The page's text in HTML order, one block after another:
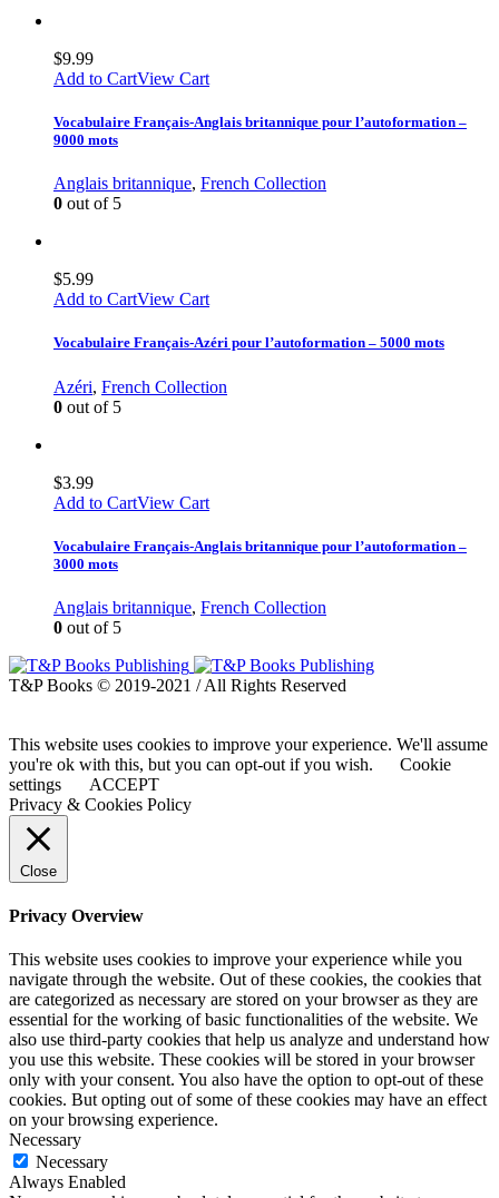
$9.99
Add to CartView Cart
Vocabulaire Français-Anglais britannique pour l’autoformation –
9000 mots
Anglais britannique, French Collection
0 out of 5
$5.99
Add to CartView Cart
Vocabulaire Français-Azéri pour l’autoformation – 5000 mots
Azéri, French Collection
0 out of 5
$3.99
Add to CartView Cart
Vocabulaire Français-Anglais britannique pour l’autoformation –
3000 mots
Anglais britannique, French Collection
0 out of 5
T&P Books © 2019-2021 / All Rights Reserved
This website uses cookies to improve your experience. We'll assume
you're ok with this, but you can opt-out if you wish.
Cookie
settings
ACCEPT
Privacy & Cookies Policy
Close
Privacy Overview
This website uses cookies to improve your experience while you
navigate through the website. Out of these cookies, the cookies that
are categorized as necessary are stored on your browser as they are
essential for the working of basic functionalities of the website. We
also use third-party cookies that help us analyze and understand how
you use this website. These cookies will be stored in your browser
only with your consent. You also have the option to opt-out of these
cookies. But opting out of some of these cookies may have an effect
on your browsing experience.
Necessary
Necessary
Always Enabled